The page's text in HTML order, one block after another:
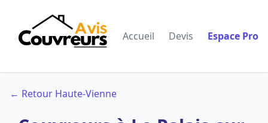
Accueil Devis Espace Pro
← Retour Haute-Vienne